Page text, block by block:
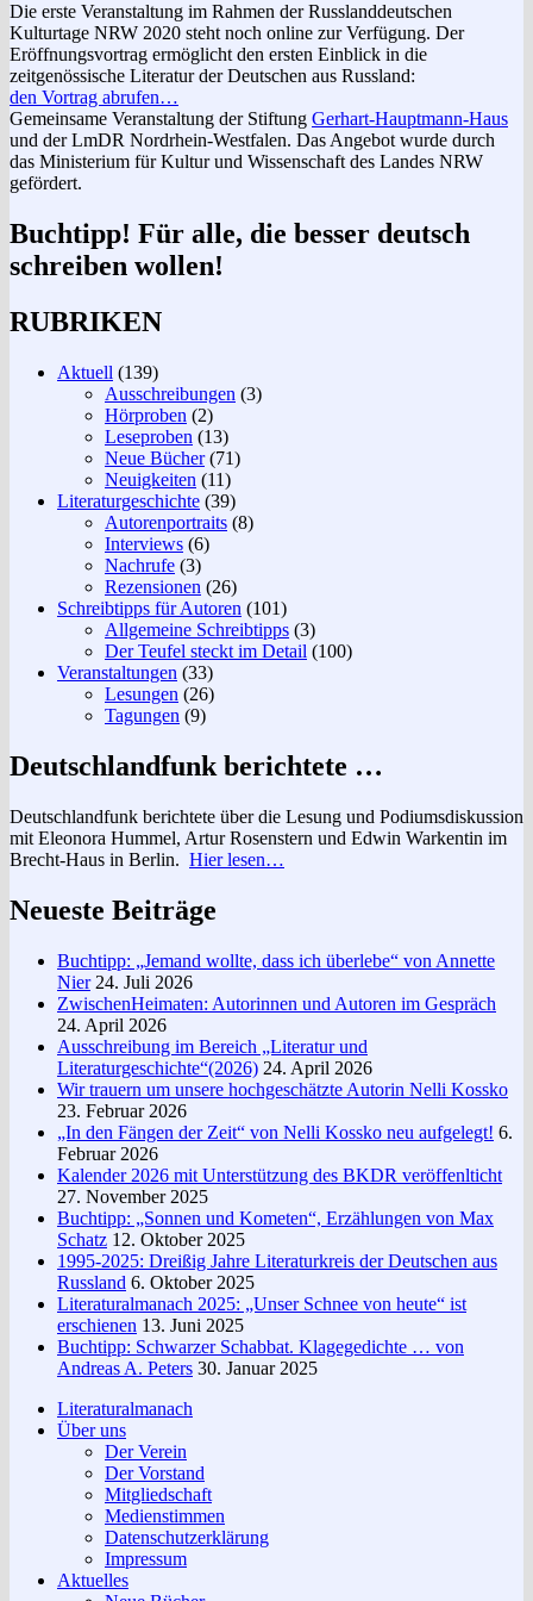
Die erste Veranstaltung im Rahmen der Russlanddeutschen
Kulturtage NRW 2020 steht noch online zur Verfügung. Der
Eröffnungsvortrag ermöglicht den ersten Einblick in die
zeitgenössische Literatur der Deutschen aus Russland:
den Vortrag abrufen…
Gemeinsame Veranstaltung der Stiftung Gerhart-Hauptmann-Haus
und der LmDR Nordrhein-Westfalen. Das Angebot wurde durch
das Ministerium für Kultur und Wissenschaft des Landes NRW
gefördert.
Buchtipp! Für alle, die besser deutsch
schreiben wollen!
RUBRIKEN
Aktuell (139)
Ausschreibungen (3)
Hörproben (2)
Leseproben (13)
Neue Bücher(71)
Neuigkeiten (11)
Literaturgeschichte (39)
Autorenportraits (8)
Interviews (6)
Nachrufe (3)
Rezensionen (26)
Schreibtipps für Autoren (101)
Allgemeine Schreibtipps (3)
Der Teufel steckt im Detail (100)
Veranstaltungen (33)
Lesungen (26)
Tagungen (9)
Deutschlandfunk berichtete …
Deutschlandfunk berichtete über die Lesung und Podiumsdiskussion
mit Eleonora Hummel, Artur Rosenstern und Edwin Warkentin im
Brecht-Haus in Berlin. Hier lesen…
Neueste Beiträge
Buchtipp: „Jemand wollte, dass ich überlebe“ von Annette
Nier 24. Juli 2026
ZwischenHeimaten: Autorinnen und Autoren im Gespräch
24. April 2026
Ausschreibung im Bereich „Literatur und
Literaturgeschichte“(2026) 24. April 2026
Wir trauern um unsere hochgeschätzte Autorin Nelli Kossko
23. Februar 2026
„In den Fängen der Zeit“ von Nelli Kossko neu aufgelegt! 6.
Februar 2026
Kalender 2026 mit Unterstützung des BKDR veröffenlticht
27. November 2025
Buchtipp: „Sonnen und Kometen“, Erzählungen von Max
Schatz 12. Oktober 2025
1995-2025: Dreißig Jahre Literaturkreis der Deutschen aus
Russland 6. Oktober 2025
Literaturalmanach 2025: „Unser Schnee von heute“ ist
erschienen 13. Juni 2025
Buchtipp: Schwarzer Schabbat. Klagegedichte … von
Andreas A. Peters 30. Januar 2025
Literaturalmanach
Über uns
Der Verein
Der Vorstand
Mitgliedschaft
Medienstimmen
Datenschutzerklärung
Impressum
Aktuelles